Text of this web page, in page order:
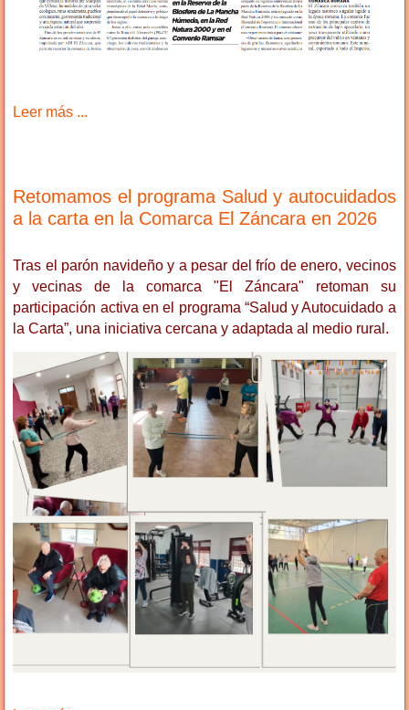
Leer más ...
Retomamos el programa Salud y autocuidados
a la carta en la Comarca El Záncara en 2026
Tras el parón navideño y a pesar del frío de enero, vecinos
y vecinas de la comarca "El Záncara" retoman su
participación activa en el programa “Salud y Autocuidado a
la Carta”, una iniciativa cercana y adaptada al medio rural.